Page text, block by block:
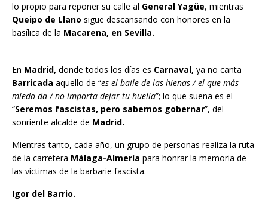
lo propio para reponer su calle al General Yagüe, mientras
Queipo de Llano sigue descansando con honores en la
basílica de la Macarena, en Sevilla.
En Madrid, donde todos los días es Carnaval, ya no canta
Barricada aquello de “es el baile de las hienas / el que más
miedo da / no importa dejar tu huella”; lo que suena es el
“Seremos fascistas, pero sabemos gobernar”, del
sonriente alcalde de Madrid.
Mientras tanto, cada año, un grupo de personas realiza la ruta
de la carretera Málaga-Almería para honrar la memoria de
las víctimas de la barbarie fascista.
Igor del Barrio.